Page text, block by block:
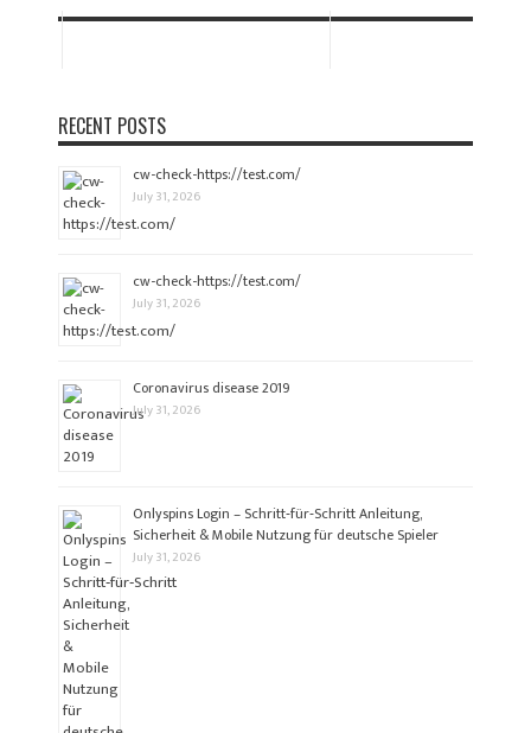
RECENT POSTS
cw-check-https://test.com/
July 31, 2026
cw-check-https://test.com/
July 31, 2026
Coronavirus disease 2019
July 31, 2026
Onlyspins Login – Schritt‑für‑Schritt Anleitung,
Sicherheit & Mobile Nutzung für deutsche Spieler
July 31, 2026